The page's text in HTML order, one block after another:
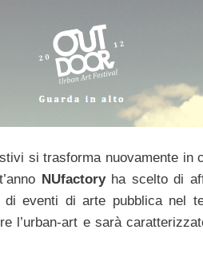
si trasforma nuovamente in
NUfactoryha scelto di
eventi di arte pubblica nel
l’urban-art e sarà